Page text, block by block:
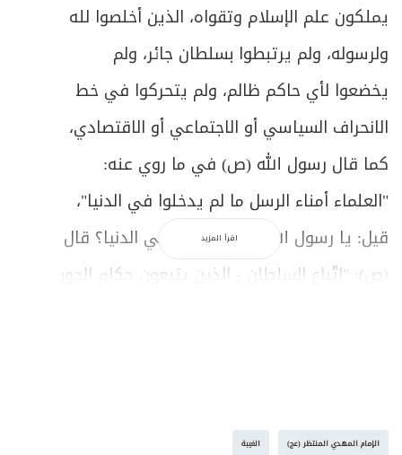
يملكون علم الإسلام وتقواه، الذين أخلصوا لله
ولرسوله، ولم يرتبطوا بسلطان جائر، ولم
يخضعوا لأي حاكم ظالم، ولم يتحركوا في خط
الانحراف السياسي أو الاجتماعي أو الاقتصادي،
كما قال رسول الله (ص) في ما روي عنه:
"العلماء أمناء الرسل ما لم يدخلوا في الدنيا"،
قيل: يا رسول الله وما دخولهم في الدنيا؟ قال
(ص): "اتّباع السلطان
- الذين يتبعون حكام الجور
اقرأ المزيد
الإمام المهدي المنتظر (عج) الغيبة